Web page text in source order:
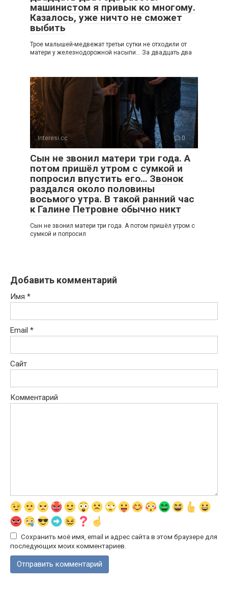
машинистом я привык ко многому.
Казалось, уже ничто не сможет
выбить
Трое малышей-медвежат третьи сутки не отходили от
матери у железнодорожной насыпи… За двадцать два
Interesi.cc 0
Сын не звонил матери три года. А
потом пришёл утром с сумкой и
попросил впустить его… Звонок
раздался около половины
восьмого утра. В такой ранний час
к Галине Петровне обычно никт
Сын не звонил матери три года. А потом пришёл утром с
сумкой и попросил
Добавить комментарий
Имя *
Email *
Сайт
Комментарий
Сохранить моё имя, email и адрес сайта в этом браузере для
последующих моих комментариев.